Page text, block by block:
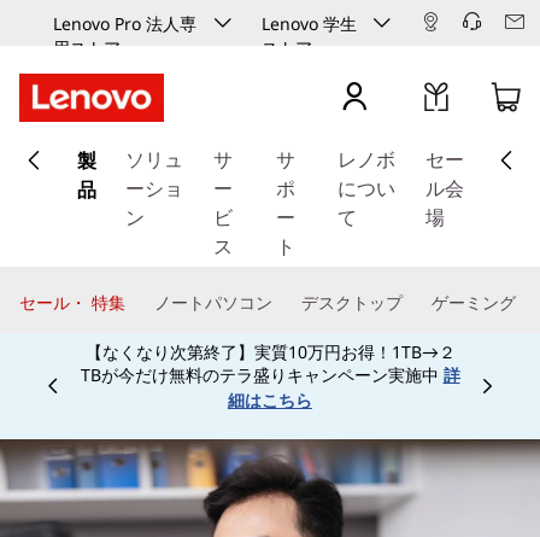
Lenovo Pro 法人専
用ストア
Lenovo 学生
ストア
イ
ン
ッ
プ
す
る
製
品
ソリュ
ーショ
ン
サ
ー
ビ
ス
サ
ポ
ー
ト
レノボ
につい
て
セー
ル会
場
セール・ 特集 ノートパソコン デスクトップ ゲーミング
【なくなり次第終了】実質10万円お得！1TB→２
TBが今だけ無料のテラ盛りキャンペーン実施中 詳
細はこちらCurrently displaying item 3 of